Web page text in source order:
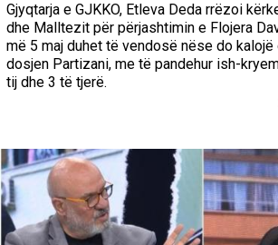
Gjyqtarja e GJKKO, Etleva Deda rrëzoi
dhe Malltezit për përjashtimin e Flojera
më 5 maj duhet të vendosë nëse do
dosjen Partizani, me të pandehur ish-
tij dhe 3 të tjerë.